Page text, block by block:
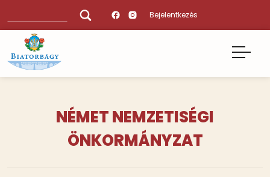
tartalomra
Bejelentkezés
NÉMET NEMZETISÉGI
ÖNKORMÁNYZAT